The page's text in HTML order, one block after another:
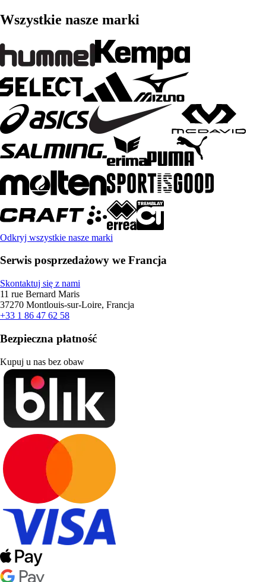
Wszystkie nasze marki
Odkryj wszystkie nasze marki
Serwis posprzedażowy we Francja
Skontaktuj się z nami
11 rue Bernard Maris
37270 Montlouis-sur-Loire, Francja
+33 1 86 47 62 58
Bezpieczna płatność
Kupuj u nas bez obaw